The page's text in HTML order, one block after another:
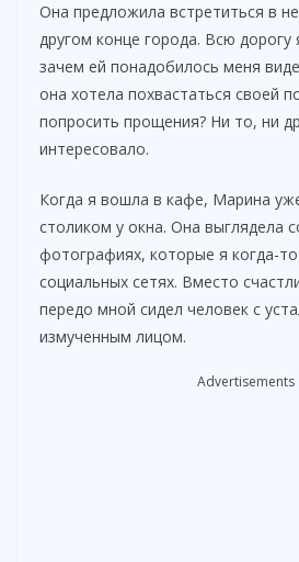
i
d
o
Она предложила встретиться в
другом конце города. Всю
зачем ей понадобилось меня
она хотела похвастаться своей
попросить прощения? Ни то, ни
интересовало.
Когда я вошла в кафе, Марина
столиком у окна. Она выглядела
фотографиях, которые я когда-
социальных сетях. Вместо
передо мной сидел человек с
измученным лицом.
Advertisements